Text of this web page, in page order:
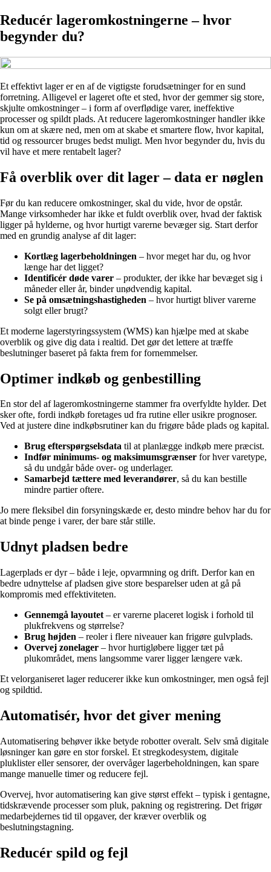
Reducér lageromkostningerne – hvor
begynder du?
Et effektivt lager er en af de vigtigste forudsætninger for en sund
forretning. Alligevel er lageret ofte et sted, hvor der gemmer sig store,
skjulte omkostninger – i form af overflødige varer, ineffektive
processer og spildt plads. At reducere lageromkostninger handler ikke
kun om at skære ned, men om at skabe et smartere flow, hvor kapital,
tid og ressourcer bruges bedst muligt. Men hvor begynder du, hvis du
vil have et mere rentabelt lager?
Få overblik over dit lager – data er nøglen
Før du kan reducere omkostninger, skal du vide, hvor de opstår.
Mange virksomheder har ikke et fuldt overblik over, hvad der faktisk
ligger på hylderne, og hvor hurtigt varerne bevæger sig. Start derfor
med en grundig analyse af dit lager:
Kortlæg lagerbeholdningen – hvor meget har du, og hvor
længe har det ligget?
Identificér døde varer – produkter, der ikke har bevæget sig i
måneder eller år, binder unødvendig kapital.
Se på omsætningshastigheden – hvor hurtigt bliver varerne
solgt eller brugt?
Et moderne lagerstyringssystem (WMS) kan hjælpe med at skabe
overblik og give dig data i realtid. Det gør det lettere at træffe
beslutninger baseret på fakta frem for fornemmelser.
Optimer indkøb og genbestilling
En stor del af lageromkostningerne stammer fra overfyldte hylder. Det
sker ofte, fordi indkøb foretages ud fra rutine eller usikre prognoser.
Ved at justere dine indkøbsrutiner kan du frigøre både plads og kapital.
Brug efterspørgselsdata til at planlægge indkøb mere præcist.
Indfør minimums- og maksimumsgrænser for hver varetype,
så du undgår både over- og underlager.
Samarbejd tættere med leverandører, så du kan bestille
mindre partier oftere.
Jo mere fleksibel din forsyningskæde er, desto mindre behov har du for
at binde penge i varer, der bare står stille.
Udnyt pladsen bedre
Lagerplads er dyr – både i leje, opvarmning og drift. Derfor kan en
bedre udnyttelse af pladsen give store besparelser uden at gå på
kompromis med effektiviteten.
Gennemgå layoutet – er varerne placeret logisk i forhold til
plukfrekvens og størrelse?
Brug højden – reoler i flere niveauer kan frigøre gulvplads.
Overvej zonelager – hvor hurtigløbere ligger tæt på
plukområdet, mens langsomme varer ligger længere væk.
Et velorganiseret lager reducerer ikke kun omkostninger, men også fejl
og spildtid.
Automatisér, hvor det giver mening
Automatisering behøver ikke betyde robotter overalt. Selv små digitale
løsninger kan gøre en stor forskel. Et stregkodesystem, digitale
pluklister eller sensorer, der overvåger lagerbeholdningen, kan spare
mange manuelle timer og reducere fejl.
Overvej, hvor automatisering kan give størst effekt – typisk i gentagne,
tidskrævende processer som pluk, pakning og registrering. Det frigør
medarbejdernes tid til opgaver, der kræver overblik og
beslutningstagning.
Reducér spild og fejl